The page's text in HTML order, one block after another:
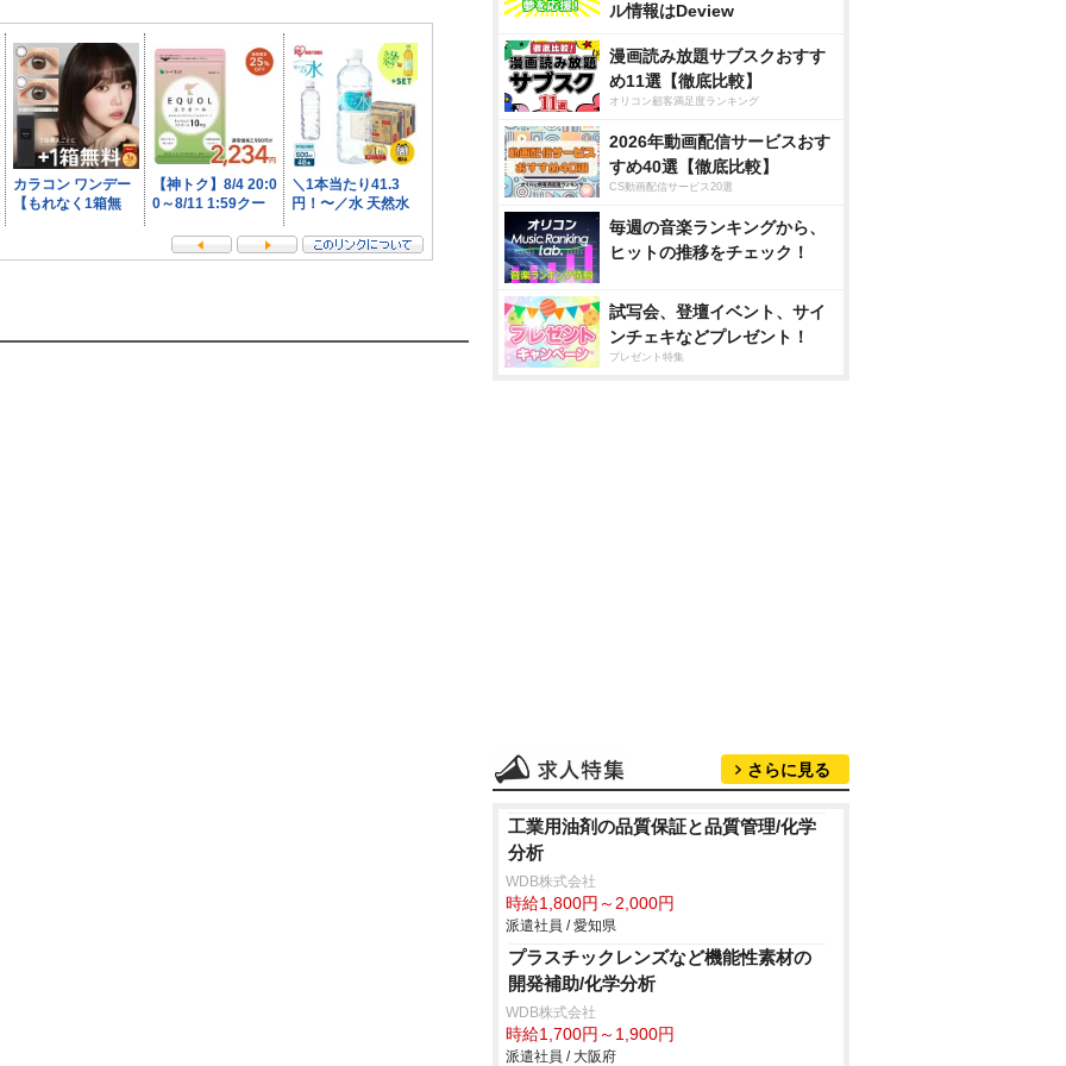
ル情報はDeview
漫画読み放題サブスクおすす
め11選【徹底比較】
オリコン顧客満足度ランキング
2026年動画配信サービスおす
すめ40選【徹底比較】
CS動画配信サービス20選
毎週の音楽ランキングから、
ヒットの推移をチェック！
試写会、登壇イベント、サイ
ンチェキなどプレゼント！
プレゼント特集
さらに見る
工業用油剤の品質保証と品質管理/化学
分析
WDB株式会社
時給1,800円～2,000円
派遣社員 / 愛知県
プラスチックレンズなど機能性素材の
開発補助/化学分析
WDB株式会社
時給1,700円～1,900円
派遣社員 / 大阪府